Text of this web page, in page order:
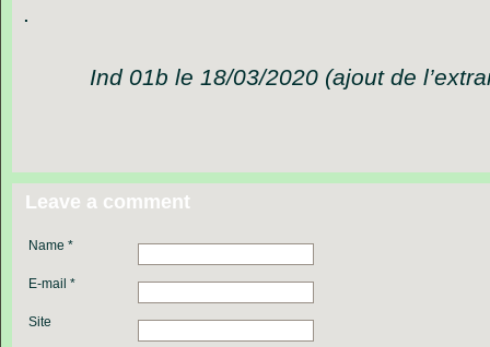
.
Ind 01b le 18/03/2020 (ajout de
Leave a comment
Name *
E-mail *
Site